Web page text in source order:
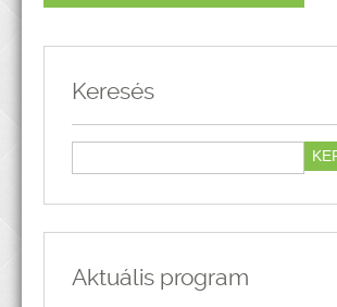
Keresés
Aktuális program